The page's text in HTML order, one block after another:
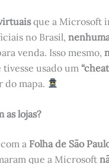
que a Microsoft
no Brasil,
venda. Isso mesmo,
tivesse usado um
do mapa.
as lojas?
a Folha de São
que a Microsoft